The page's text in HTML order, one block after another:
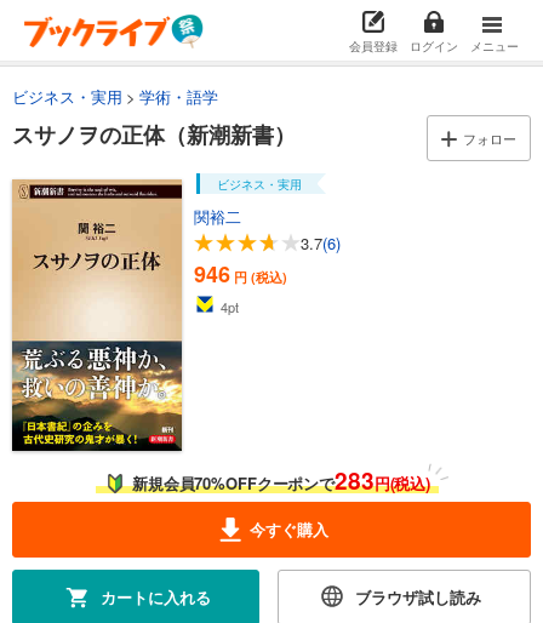
会員登録 ログイン メニュー
ビジネス・実用 学術・語学
スサノヲの正体（新潮新書） フォロー
ビジネス・実用
関裕二
3.7(6)
946 円 (税込)
4pt
新規会員70%OFFクーポンで283円(税込)
今すぐ購入
カートに入れる ブラウザ試し読み